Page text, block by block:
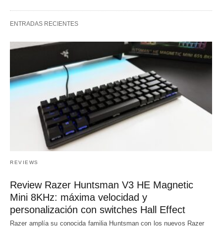
ENTRADAS RECIENTES
REVIEWS
Review Razer Huntsman V3 HE Magnetic
Mini 8KHz: máxima velocidad y
personalización con switches Hall Effect
Razer amplía su conocida familia Huntsman con los nuevos Razer